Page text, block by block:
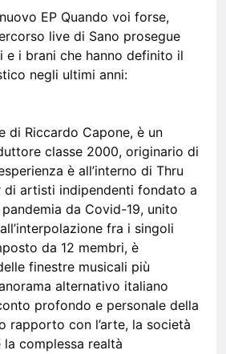
EP Quando voi forse,
live di Sano prosegue
e i brani che hanno definito il
negli ultimi anni:
di Riccardo Capone, è un
classe 2000, originario di
è all’interno di Thru
di artisti indipendenti fondato a
da Covid-19, unito
fra i singoli
da 12 membri, è
finestre musicali più
alternativo italiano
profondo e personale della
rapporto con l’arte, la società
complessa realtà